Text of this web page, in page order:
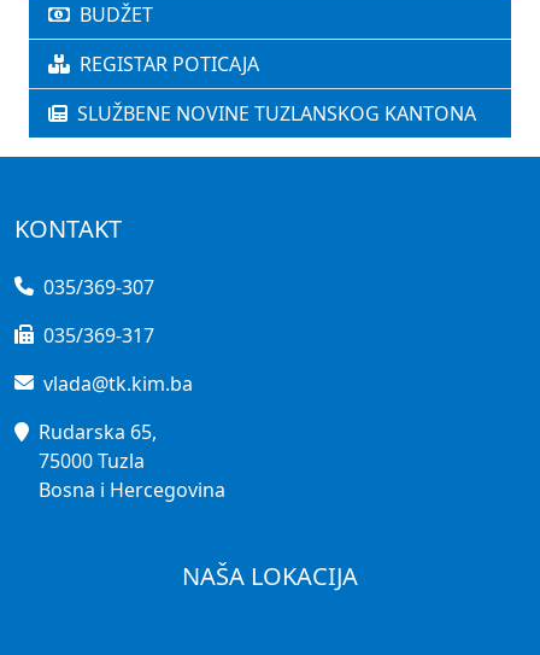
BUDŽET
REGISTAR POTICAJA
SLUŽBENE NOVINE TUZLANSKOG KANTONA
KONTAKT
035/369-307
035/369-317
vlada@tk.kim.ba
Rudarska 65,
75000 Tuzla
Bosna i Hercegovina
NAŠA LOKACIJA